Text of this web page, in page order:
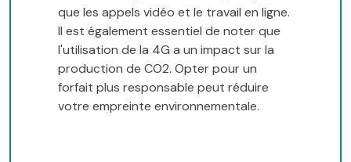
que les appels vidéo et le travail en ligne.
Il est également essentiel de noter que
l'utilisation de la 4G a un impact sur la
production de CO2. Opter pour un
forfait plus responsable peut réduire
votre empreinte environnementale.